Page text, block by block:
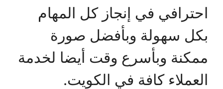
احترافي في إنجاز كل المهام
بكل سهولة وبأفضل صورة
ممكنة وبأسرع وقت أيضا لخدمة
العملاء كافة في الكويت.